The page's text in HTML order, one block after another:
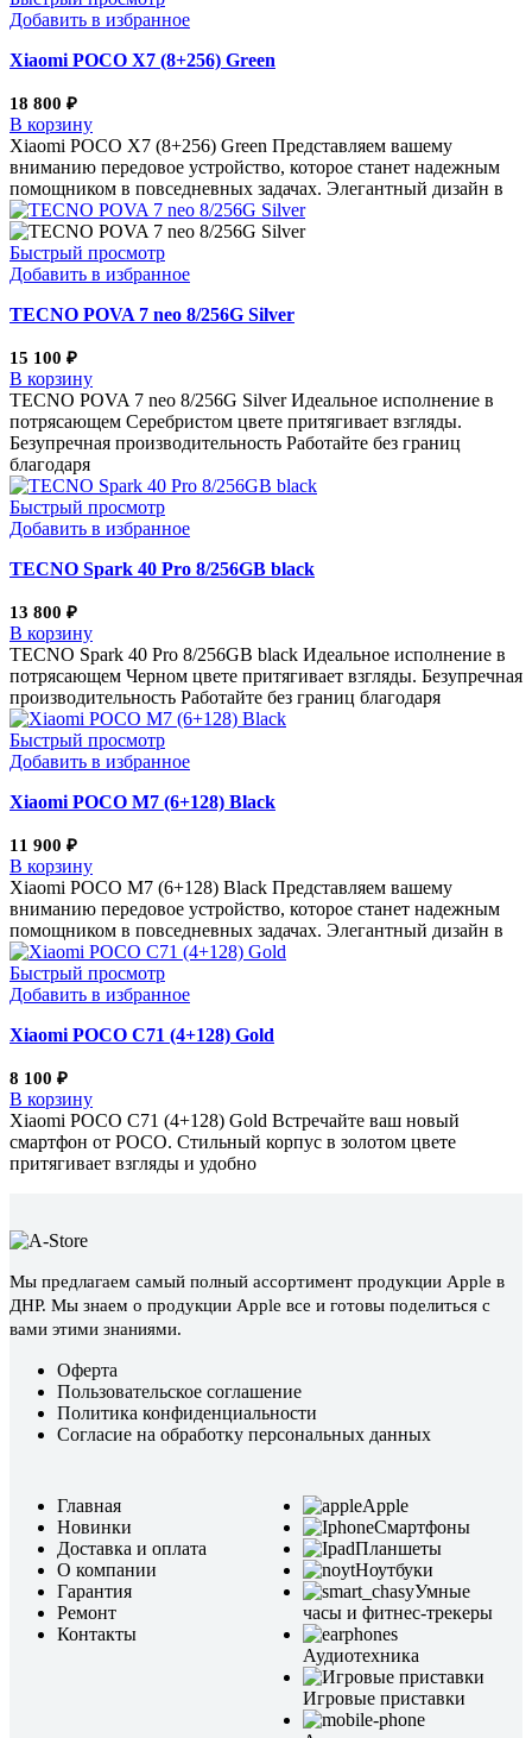
Добавить в избранное
Xiaomi POCO X7 (8+256) Green
18 800 ₽
В корзину
Xiaomi POCO X7 (8+256) Green Представляем вашему
вниманию передовое устройство, которое станет надежным
помощником в повседневных задачах. Элегантный дизайн в
Быстрый просмотр
Добавить в избранное
TECNO POVA 7 neo 8/256G Silver
15 100 ₽
В корзину
TECNO POVA 7 neo 8/256G Silver Идеальное исполнение в
потрясающем Серебристом цвете притягивает взгляды.
Безупречная производительность Работайте без границ
благодаря
Быстрый просмотр
Добавить в избранное
TECNO Spark 40 Pro 8/256GB black
13 800 ₽
В корзину
TECNO Spark 40 Pro 8/256GB black Идеальное исполнение в
потрясающем Черном цвете притягивает взгляды. Безупречная
производительность Работайте без границ благодаря
Быстрый просмотр
Добавить в избранное
Xiaomi POCO M7 (6+128) Black
11 900 ₽
В корзину
Xiaomi POCO M7 (6+128) Black Представляем вашему
вниманию передовое устройство, которое станет надежным
помощником в повседневных задачах. Элегантный дизайн в
Быстрый просмотр
Добавить в избранное
Xiaomi POCO C71 (4+128) Gold
8 100 ₽
В корзину
Xiaomi POCO C71 (4+128) Gold Встречайте ваш новый
смартфон от POCO. Стильный корпус в золотом цвете
притягивает взгляды и удобно
Мы предлагаем самый полный ассортимент продукции Apple в
ДНР. Мы знаем о продукции Apple все и готовы поделиться с
вами этими знаниями.
Оферта
Пользовательское соглашение
Политика конфиденциальности
Согласие на обработку персональных данных
Главная
Новинки
Доставка и оплата
О компании
Гарантия
Ремонт
Контакты
Apple
Смартфоны
Планшеты
Ноутбуки
Умные
часы и фитнес-трекеры
Аудиотехника
Игровые приставки